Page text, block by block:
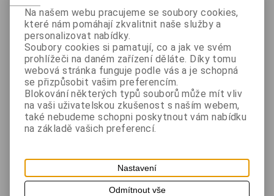
Bixolon XD3-40dK termální tiskárna
etiket, USB
Výrobce: BIXOLON Katalogové číslo:
XD3-
40dK
Záruka (měsíců): 24 Dostupnost:
skladem
Termální tiskárna etiket, rozhraní USB, barva
tmavě šedá
Vaše cena bez DPH:
Přidat do košíku
Na našem webu pracujeme se soubory cookies,
které nám pomáhají zkvalitnit naše služby a
personalizovat nabídky.
Soubory cookies si pamatují, co a jak ve svém
prohlížeči na daném zařízení děláte. Díky tomu
webová stránka funguje podle vás a je schopná
se přizpůsobit vašim preferencím.
Blokování některých typů souborů může mít vliv
na vaši uživatelskou zkušenost s naším webem,
také nebudeme schopni poskytnout vám nabídku
na základě vašich preferencí.
Nastavení
Odmítnout vše